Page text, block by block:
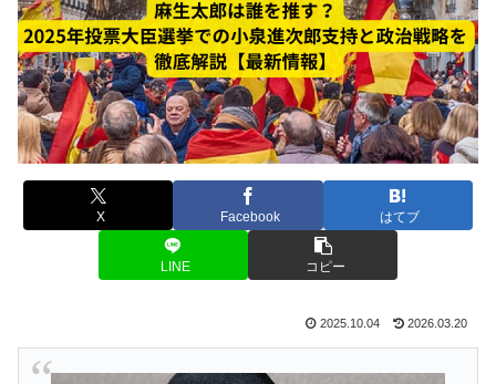
X Facebook はてブ
LINE コピー
2025.10.04 2026.03.20